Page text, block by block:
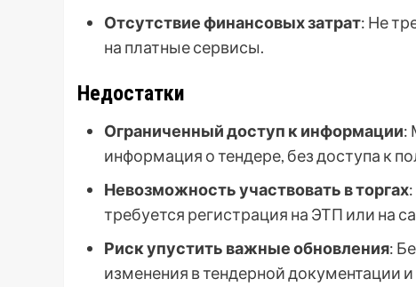
Отсутствие финансовых затрат: Не
на платные сервисы.
Недостатки
Ограниченный доступ к информации:
информация о тендере, без доступа к
Невозможность участвовать в торгах
требуется регистрация на ЭТП или на
Риск упустить важные обновления:
изменения в тендерной документации